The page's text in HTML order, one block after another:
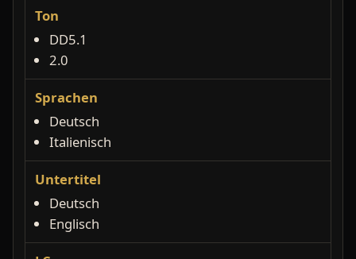
Ton
DD5.1
2.0
Sprachen
Deutsch
Italienisch
Untertitel
Deutsch
Englisch